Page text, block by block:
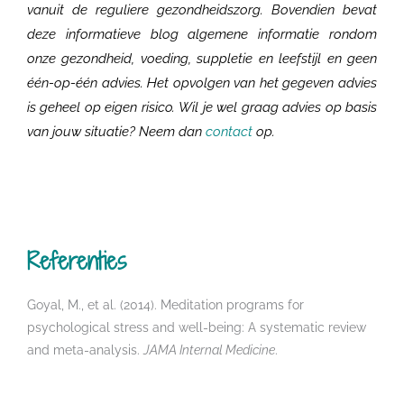
vanuit de reguliere gezondheidszorg. Bovendien bevat
deze informatieve blog algemene informatie rondom
onze gezondheid, voeding, suppletie en leefstijl en geen
één-op-één advies. Het opvolgen van het gegeven advies
is geheel op eigen risico. Wil je wel graag advies op basis
van jouw situatie? Neem dan contact op.
Referenties
Goyal, M., et al. (2014). Meditation programs for
psychological stress and well-being: A systematic review
and meta-analysis. JAMA Internal Medicine.